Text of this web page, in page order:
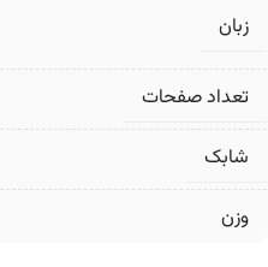
زبان
تعداد صفحات
شابک
وزن